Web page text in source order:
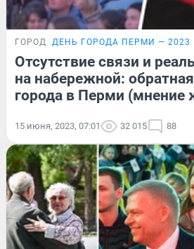
ГОРОД ДЕНЬ ГОРОДА ПЕРМИ — 2023
Отсутствие связи и
на набережной:
города в Перми (мнение
15 июня, 2023, 07:01 32 015 88